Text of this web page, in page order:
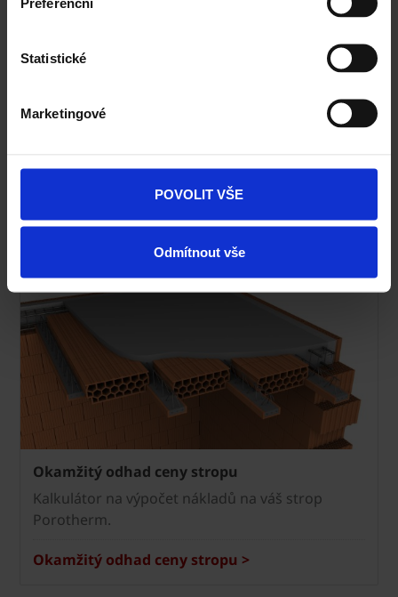
Statistické
Marketingové
POVOLIT VŠE
Odmítnout vše
ZDARMA zpracujeme cenovou nabídku na cihly,
překlady a stropy Porotherm.
Kalkulace a cenová nabídka >
Okamžitý odhad ceny stropu
Kalkulátor na výpočet nákladů na váš strop
Porotherm.
Okamžitý odhad ceny stropu >